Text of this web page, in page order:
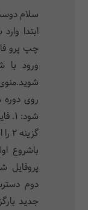
سلام
چپ پرو
ورود با
روی دوره
شود: 1. فایل‌ها 2.فیلم‌ها 3. آزمون 4. نظرسنجی
گزینه 2 را انتخاب و فیلم دوره را مشاهده می کنید.
باشروع
دوم
جدید